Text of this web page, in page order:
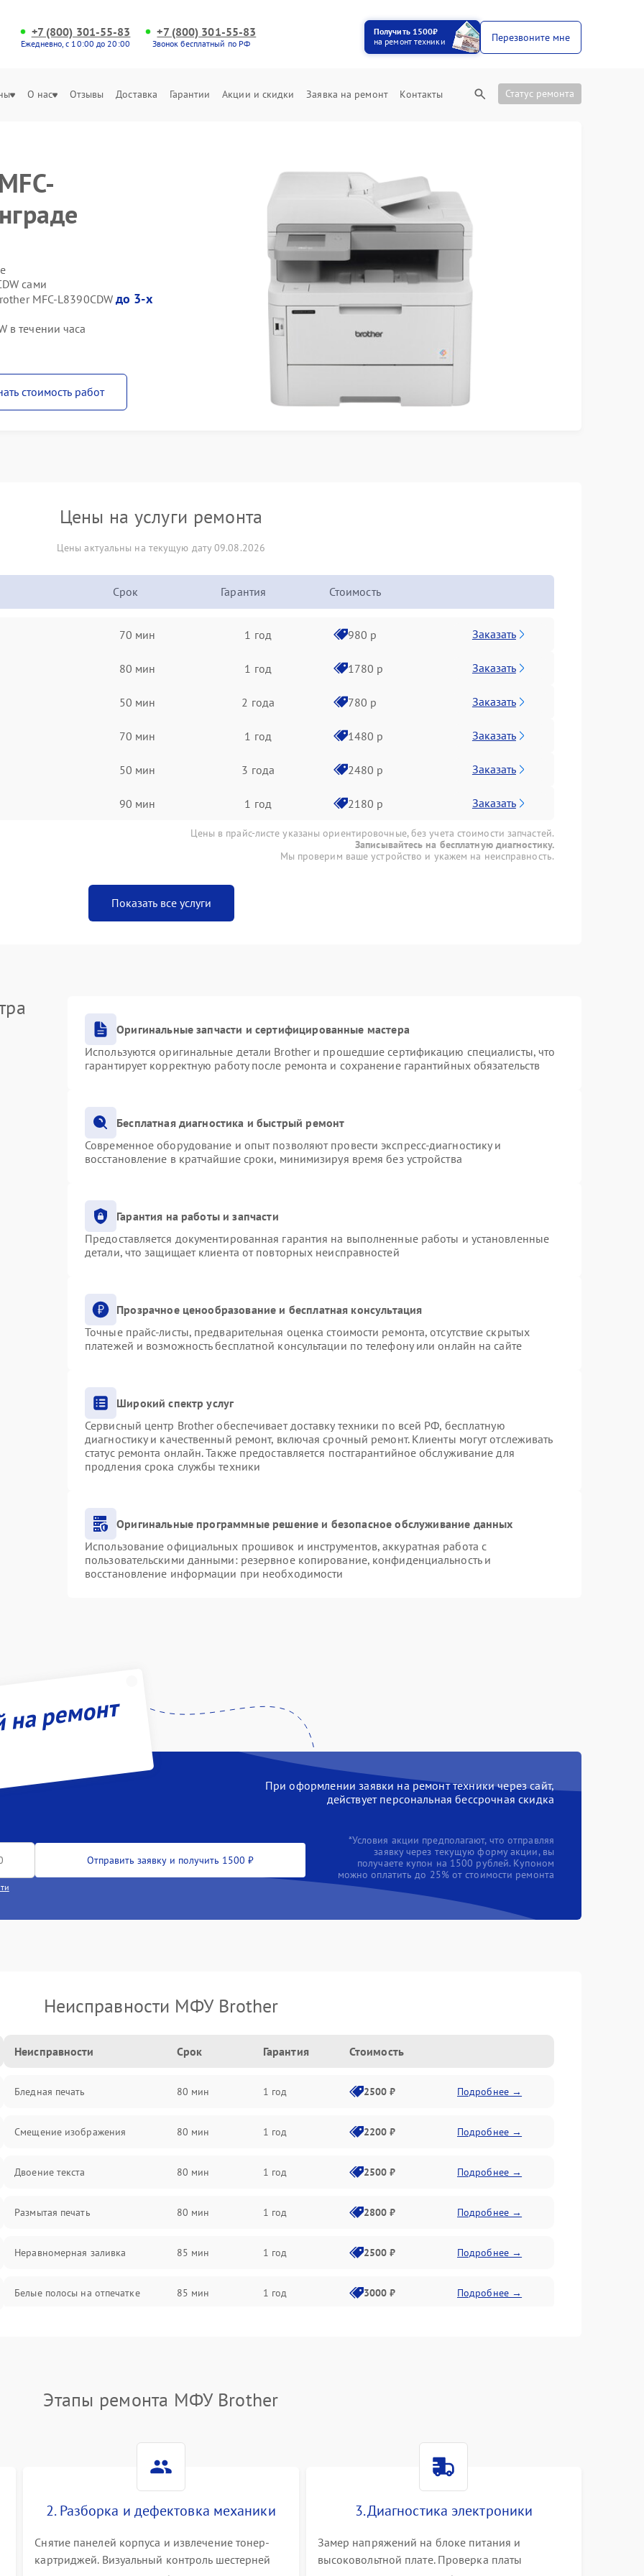
+7 (800) 301-55-83
Ежедневно, с 10:00 до 20:00
+7 (800) 301-55-83
Звонок бесплатный по РФ
Получить 1500₽
на ремонт техники
Перезвоните мне
О нас Отзывы Доставка Гарантии Акции и скидки Заявка на ремонт Контакты Статус ремонта
сами
MFC-L8390CDW до 3-х
в течении часа
стоимость работ
Цены на услуги ремонта
Цены актуальны на текущую дату 09.08.2026
Срок Гарантия Стоимость
70 мин 1 год 980 р Заказать
80 мин 1 год 1780 р Заказать
50 мин 2 года 780 р Заказать
70 мин 1 год 1480 р Заказать
50 мин 3 года 2480 р Заказать
90 мин 1 год 2180 р Заказать
Цены в прайс-листе указаны ориентировочные, без учета стоимости запчастей.
Записывайтесь на бесплатную диагностику.
Мы проверим ваше устройство и укажем на неисправность.
Показать все услуги
Оригинальные запчасти и сертифицированные мастера
Используются оригинальные детали Brother и прошедшие сертификацию специалисты, что
гарантирует корректную работу после ремонта и сохранение гарантийных обязательств
Бесплатная диагностика и быстрый ремонт
Современное оборудование и опыт позволяют провести экспресс-диагностику и
восстановление в кратчайшие сроки, минимизируя время без устройства
Гарантия на работы и запчасти
Предоставляется документированная гарантия на выполненные работы и установленные
детали, что защищает клиента от повторных неисправностей
Прозрачное ценообразование и бесплатная консультация
Точные прайс-листы, предварительная оценка стоимости ремонта, отсутствие скрытых
платежей и возможность бесплатной консультации по телефону или онлайн на сайте
Широкий спектр услуг
Сервисный центр Brother обеспечивает доставку техники по всей РФ, бесплатную
диагностику и качественный ремонт, включая срочный ремонт. Клиенты могут отслеживать
статус ремонта онлайн. Также предоставляется постгарантийное обслуживание для
продления срока службы техники
Оригинальные программные решение и безопасное обслуживание данных
Использование официальных прошивок и инструментов, аккуратная работа с
пользовательскими данными: резервное копирование, конфиденциальность и
восстановление информации при необходимости
ремонт
При оформлении заявки на ремонт техники через сайт,
действует персональная бессрочная скидка
Отправить заявку и получить 1500 ₽
*Условия акции предполагают, что отправляя
заявку через текущую форму акции, вы
получаете купон на 1500 рублей. Купоном
можно оплатить до 25% от стоимости ремонта
Неисправности МФУ Brother
Неисправности Срок Гарантия Стоимость
Бледная печать 80 мин 1 год 2500 ₽ Подробнее →
Смещение изображения 80 мин 1 год 2200 ₽ Подробнее →
Двоение текста 80 мин 1 год 2500 ₽ Подробнее →
Размытая печать 80 мин 1 год 2800 ₽ Подробнее →
Неравномерная заливка 85 мин 1 год 2500 ₽ Подробнее →
Белые полосы на отпечатке 85 мин 1 год 3000 ₽ Подробнее →
Этапы ремонта МФУ Brother
2. Разборка и дефектовка механики
Снятие панелей корпуса и извлечение тонер-
картриджей. Визуальный контроль шестерней
3. Диагностика электроники
Замер напряжений на блоке питания и
высоковольтной плате. Проверка платы